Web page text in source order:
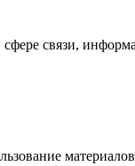
связи,